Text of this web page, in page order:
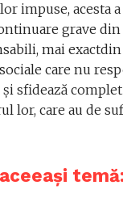
impuse, acesta a
grave din
mai exactdin
care nu
și sfidează
lor, care au de
temă: